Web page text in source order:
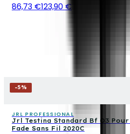
86,73 €123,90 €
-5%
JRL PROFESSIONAL
Jrl Testina Standard Bf O3 Pour
Fade Sans Fil 2020C